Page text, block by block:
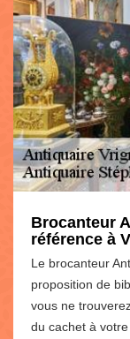
Brocanteur
référence à
Le brocanteur
proposition de
vous ne
du cachet à